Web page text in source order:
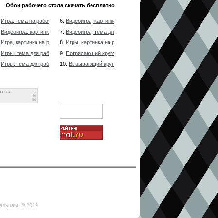
Обои рабочего стола скачать бесплатно
Игра, тема на рабочий стол долго напомнит о лучшей игре
Видеоигра, картинка для рабочего стола всегда напомнит о излюбленной игрушке
Игра, картинка на рабочий стол всегда будет напоминать о лучшей игре
Игры, тема для рабочего стола долго напомнит о любимой игрушке
Игры, тема для рабочего стола всегда будет напоминать о любимой игрушке
6.
Видеоигра, картинка для рабочего стола долго будет
7.
Видеоигра, тема для рабочего стола постоянно будет
8.
Игры, картинка на рабочий стол долго напомнит о лучшей
9.
Потрясающий кругозор на прекрасный мир, девственно
10.
Вызывающий кругозор на чистый мир, девственно чистая
46
50
© 2019